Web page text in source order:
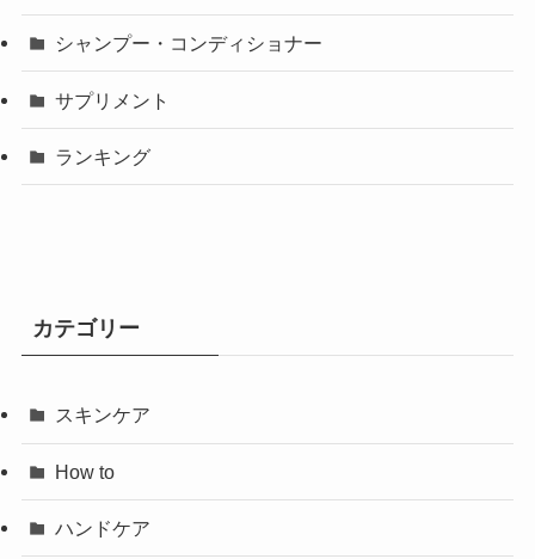
シャンプー・コンディショナー
サプリメント
ランキング
カテゴリー
スキンケア
How to
ハンドケア